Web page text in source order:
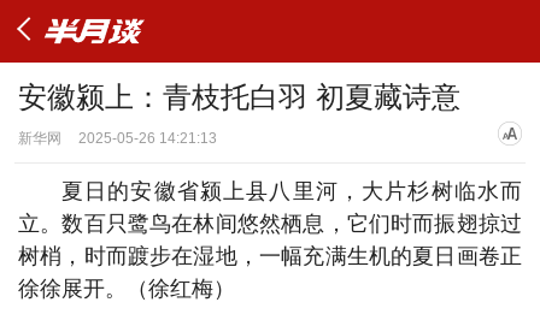
安徽颍上：青枝托白羽 初夏藏诗意
新华网 2025-05-26 14:21:13
夏日的安徽省颍上县八里河，大片杉树临水而
立。数百只鹭鸟在林间悠然栖息，它们时而振翅掠过
树梢，时而踱步在湿地，一幅充满生机的夏日画卷正
徐徐展开。（徐红梅）